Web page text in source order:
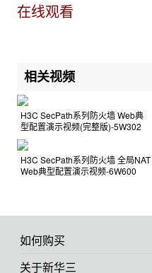
在线观看
相关视频
H3C SecPath系列防火墙 Web典
型配置演示视频(完整版)-5W302
H3C SecPath系列防火墙 全局NAT
Web典型配置演示视频-6W600
如何购买
关于新华三